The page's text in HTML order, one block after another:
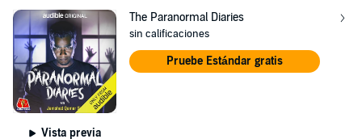
Vista previa
The Paranormal Diaries
sin calificaciones
Pruebe Estándar gratis